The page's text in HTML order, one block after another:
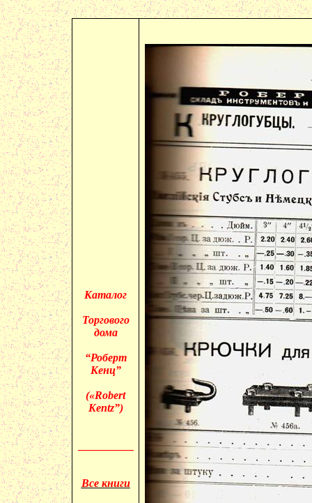
Каталог
Торгового
дома
“Роберт
Кенц”
(«Robert
Kentz”)
Все книги